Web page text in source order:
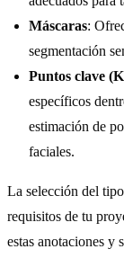
Máscaras:
segmentación
Puntos clave
específicos
estimación de
faciales.
La selección del
requisitos de tu
estas anotaciones y